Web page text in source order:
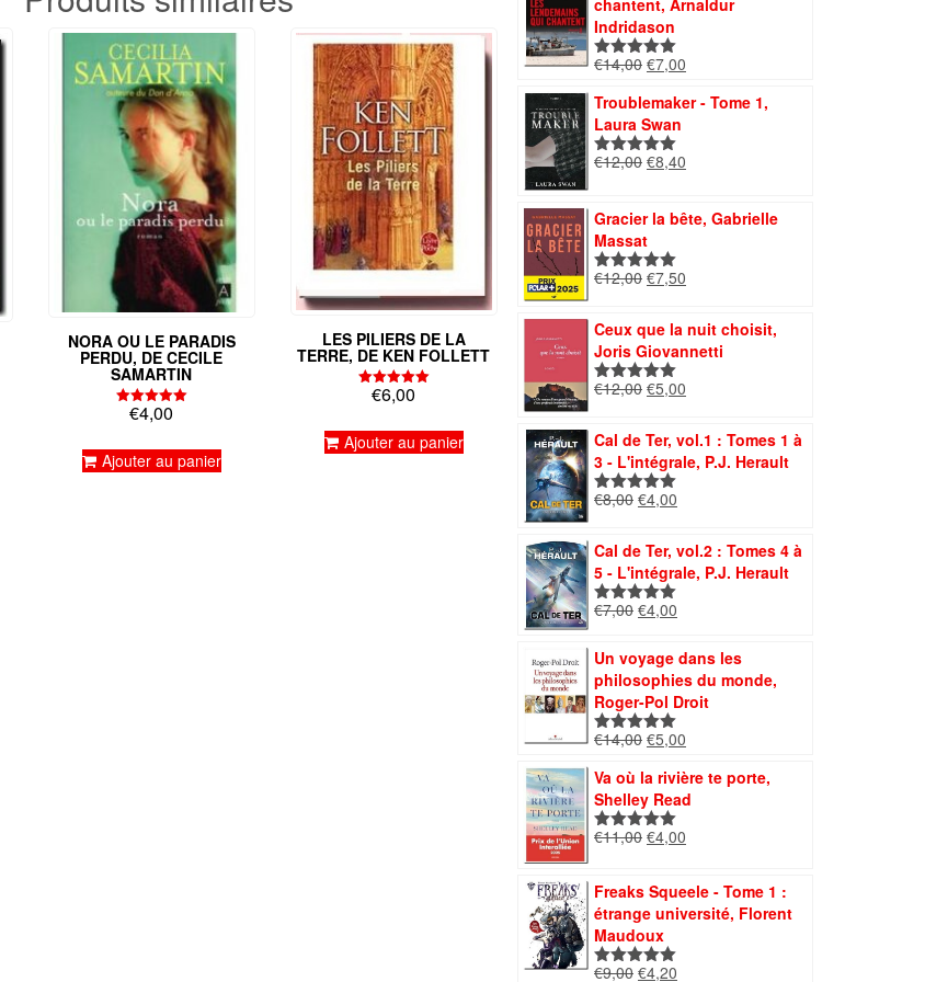
NORA OU LE PARADIS
PERDU, DE CECILE
SAMARTIN
Note
€4,00
Ajouter au panier
LES PILIERS DE LA
TERRE, DE KEN FOLLETT
Note
5.00
€6,00
Ajouter au panier
€10,00.€5,00.
chantent, Arnaldur
Indridason
Note5.00
€14,00 Le
initial
était :
€14,00.
€7,00
actuel
Troublemaker - Tome 1,
Laura Swan
Note5.00
€12,00 Le
était :
€12,00.
€8,40
est :
Gracier la bête, Gabrielle
Massat
Note5.00
€12,00 Le
initial
était :
€12,00.
€7,50
actuel
est :
€7,50.
Ceux que la nuit choisit,
Joris Giovannetti
Note5.00
€12,00 Le
initial
était :
€12,00.
€5,00
actuel
est :
€5,00.
Cal de Ter, vol.1 : Tomes 1 à
3 - L'intégrale, P.J. Herault
Note5.00
€8,00 Le
initial
était :
€8,00.
€4,00
actuel
est :
€4,00.
Cal de Ter, vol.2 : Tomes 4 à
5 - L'intégrale, P.J. Herault
Note5.00
€7,00 Le
initial
était :
€7,00.
€4,00
actuel
est :
€4,00.
Un voyage dans les
philosophies du monde,
Roger-Pol Droit
Note5.00
€14,00 Le
initial
était :
€14,00.
€5,00
actuel
est :
Va où la rivière te porte,
Shelley Read
Note5.00
€11,00 Le
était :
€11,00.
€4,00
est :
€4,00.
Freaks Squeele - Tome 1 :
étrange université, Florent
Maudoux
Note5.00
€9,00 Le
€4,20